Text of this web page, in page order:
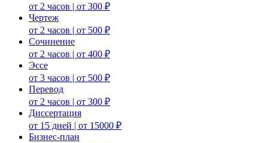
от 2 часов | от 300 ₽
Чертеж
от 2 часов | от 500 ₽
Сочинение
от 2 часов | от 400 ₽
Эссе
от 3 часов | от 500 ₽
Перевод
от 2 часов | от 300 ₽
Диссертация
от 15 дней | от 15000 ₽
Бизнес-план